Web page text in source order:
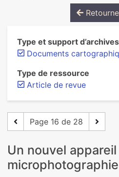
Type et support d’archives
Documents
Type de ressource
Article de revue
Page 16 de 28
Un nouvel
microphotographie